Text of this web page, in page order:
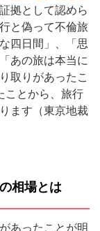
拠として認めら
と偽って不倫旅
四日間」、「思
あの旅は本当に
取りがあったこ
ことから、旅行
ます（東京地裁
相場とは
あったことが明